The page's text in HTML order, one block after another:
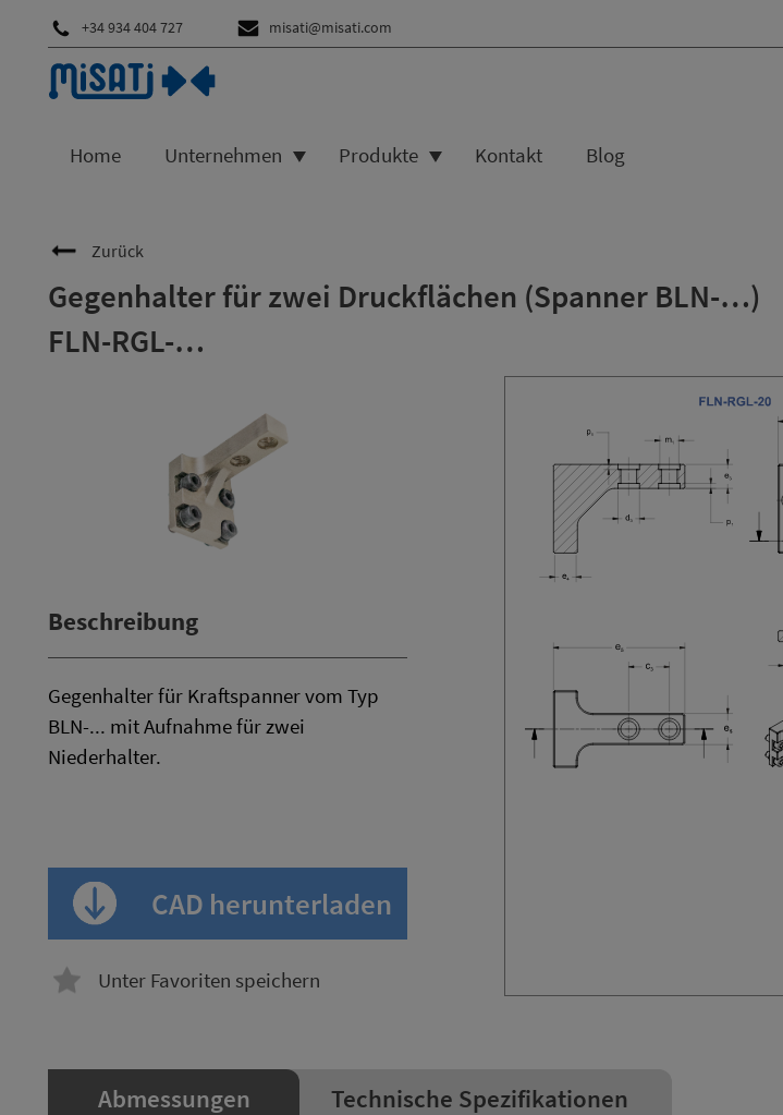
+34 934 404 727 misati@misati.com
Home Unternehmen Produkte Kontakt Blog
Zurück
Gegenhalter für zwei Druckflächen (Spanner BLN-…)
FLN-RGL-…
Beschreibung
Gegenhalter für Kraftspanner vom Typ
BLN-... mit Aufnahme für zwei
Niederhalter.
CAD herunterladen
Unter Favoriten speichern
Abmessungen Technische Spezifikationen